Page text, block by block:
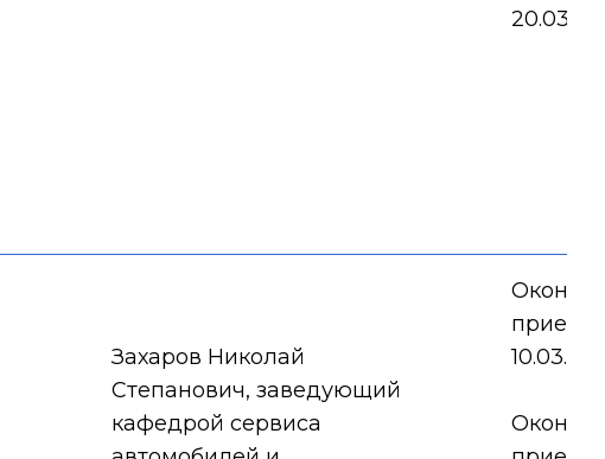
Захаров Николай
Степанович, заведующий
кафедрой сервиса
приема